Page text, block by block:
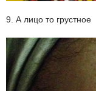
9. А лицо то грустное